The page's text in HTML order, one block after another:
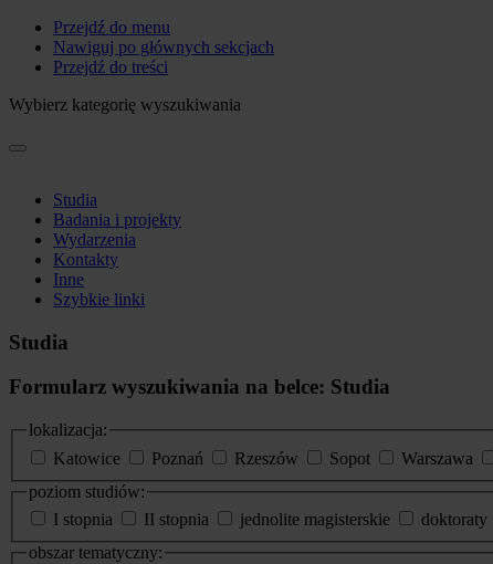
Przejdź do menu
Nawiguj po głównych sekcjach
Przejdź do treści
Wybierz kategorię wyszukiwania
Studia
Badania i projekty
Wydarzenia
Kontakty
Inne
Szybkie linki
Studia
Formularz wyszukiwania na belce: Studia
lokalizacja:
Katowice
Poznań Rzeszów Sopot Warszawa
poziom studiów:
I stopnia
II stopnia jednolite magisterskie doktoraty
obszar tematyczny: